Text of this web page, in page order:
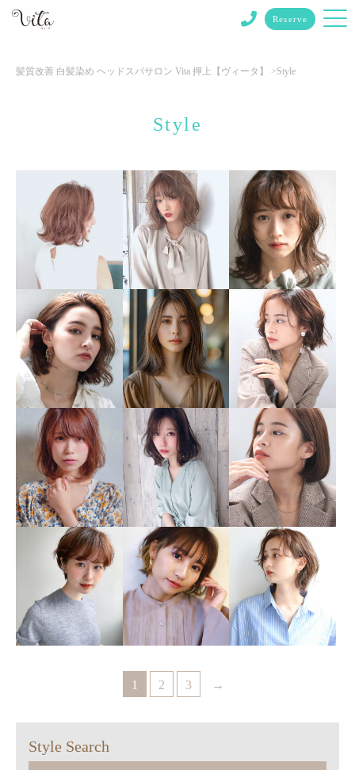
Reserve
髪質改善 白髪染め ヘッドスパサロン Vita 押上【ヴィータ】 >Style
Style
1 2 3 →
Style Search